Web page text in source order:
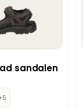
sandalen